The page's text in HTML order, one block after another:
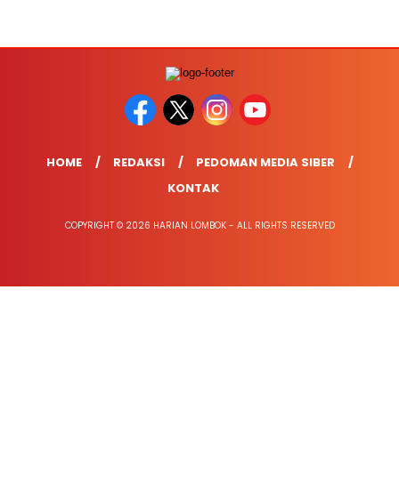
HOME REDAKSI
PEDOMAN MEDIA SIBER
KONTAK
COPYRIGHT © 2026 HARIAN LOMBOK - ALL RIGHTS RESERVED